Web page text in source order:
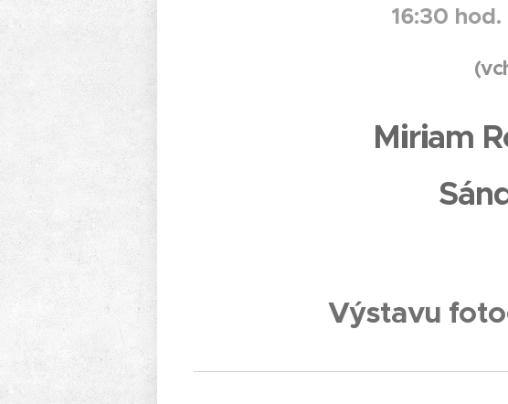
16:30
Miriam
Výstavu